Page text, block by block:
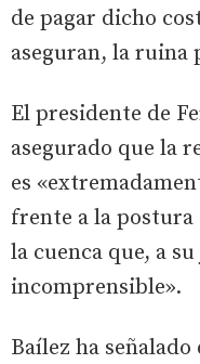
de pagar dicho
aseguran, la ruina
El presidente de
asegurado que la
es
frente a la
la cuenca que, a
incomprensible».
Baílez ha